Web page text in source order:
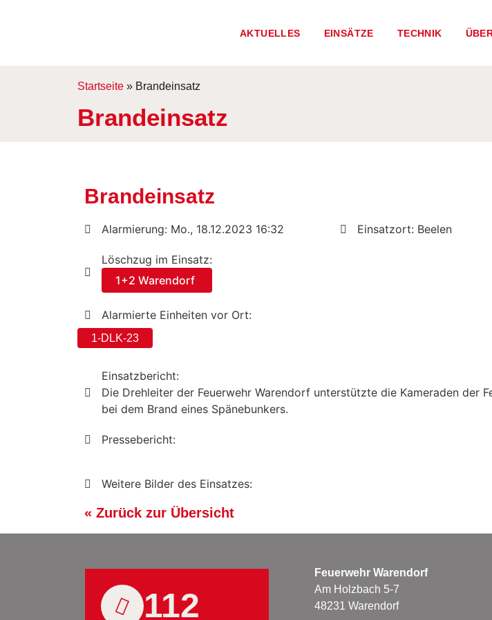
AKTUELLES EINSÄTZE TECHNIK
Startseite » Brandeinsatz
Brandeinsatz
Brandeinsatz
Alarmierung: Mo., 18.12.2023 16:32 Einsatzort: Beelen
Löschzug im Einsatz:
1+2 Warendorf
Alarmierte Einheiten vor Ort:
1-DLK-23
Einsatzbericht:
Die Drehleiter der Feuerwehr Warendorf unterstützte die Kameraden der
bei dem Brand eines Spänebunkers.
Pressebericht:
Weitere Bilder des Einsatzes:
« Zurück zur Übersicht
112
Feuerwehr Warendorf
Am Holzbach 5-7
48231 Warendorf